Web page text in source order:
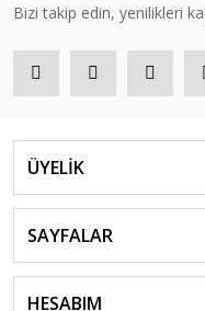
Bizi takip edin, yenilikleri
ÜYELİK
SAYFALAR
HESABIM